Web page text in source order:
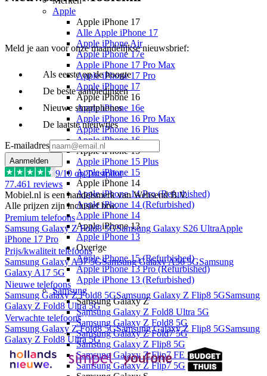
Apple
Apple iPhone 17
Alle Apple iPhone 17
Apple iPhone Air
Apple iPhone 17e
Apple iPhone 17 Pro Max
Apple iPhone 17 Pro
Apple iPhone 17
Apple iPhone 16
Apple iPhone 16e
Apple iPhone 16 Pro Max
Apple iPhone 16 Plus
Apple iPhone 16
Apple iPhone 15
Apple iPhone 15 Plus
Apple iPhone 15
Apple iPhone 14
Apple iPhone 14 Pro (Refurbished)
Apple iPhone 14 (Refurbished)
Apple iPhone 14
Apple iPhone 13
Apple iPhone 13
Overige
Apple iPhone 15 (Refurbished)
Apple iPhone 13 Pro (Refurbished)
Apple iPhone 13 (Refurbished)
Samsung
Samsung Galaxy Z
Samsung Galaxy Z Fold8 Ultra 5G
Samsung Galaxy Z Fold8 5G
Samsung Galaxy Z Fold7 5G
Samsung Galaxy Z Flip8 5G
Samsung Galaxy Z Flip7 FE 5G
Samsung Galaxy Z Flip7 5G
Meld je aan voor onze maandelijkse nieuwsbrief:
Als eerste op de hoogte
De beste aanbiedingen
Nieuwe smartphones
De laatste nieuwtjes
E-mailadres
Aanmelden
9/10 op Trustpilot
77.461 reviews
Mobiel.nl is een handelsmerk van Websend B.V.
Alle prijzen zijn inclusief btw.
Premium telefoons
Samsung Galaxy Z Fold8 5GSamsung Galaxy S26 UltraApple
iPhone 17 Pro
Prijs/kwaliteit telefoons
Samsung Galaxy A57 5GSamsung Galaxy A56 5GSamsung
Galaxy A17 5G
Nieuwe telefoons
Samsung Galaxy Z Fold8 5GSamsung Galaxy Z Flip8 5GSamsung
Galaxy Z Fold8 Ultra 5G
Verwachte telefoons
Samsung Galaxy Z Fold8 5GSamsung Galaxy Z Flip8 5GSamsung
Galaxy Z Fold8 Ultra 5G